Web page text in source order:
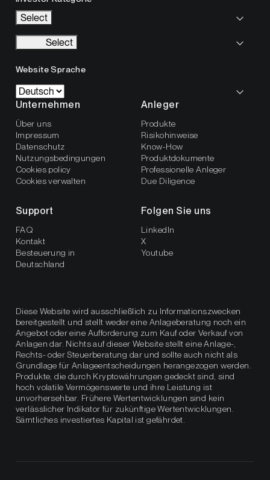
Select
Select
Website Sprache
Unternehmen
Über uns
Impressum
Datenschutz
Nutzungsbedingungen
Cookies policy
Cookies verwalten
Anleger
Produkte
Risikohinweise
Know-How
Produktdokumente
Professionelle Anleger
Due Diligence
Support
FAQ
Kontakt
Besteuerung in
Deutschland
Folgen Sie uns
LinkedIn
X
Youtube
Diese Website wird ausschließlich zu Informationszwecken
bereitgestellt und stellt weder eine Anlageberatung noch ein
Angebot oder eine Aufforderung zum Kauf oder Verkauf von
Anlagen dar. Nichts auf dieser Website stellt eine Anlage-,
Rechts- oder Steuerberatung dar und sollte auch nicht als
Grundlage für Anlageentscheidungen herangezogen werden.
Produkte, die durch Kryptowährungen gedeckt sind, sind
hoch volatile Vermögenswerte und ihre Leistung ist
unvorhersehbar. Frühere Wertentwicklungen sind kein
verlässlicher Indikator für zukünftige Wertentwicklungen.
Sämtliches investiertes Kapital ist gefährdet.